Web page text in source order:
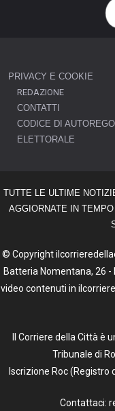
PRIVACY E COOKIE
REDAZIONE
CONTATTI
CODICE DI
ELETTORALE
TUTTE LE ULTIME
AGGIORNATE IN
© Copyright
Batteria Nomentana, 26 -
video contenuti in
Il Corriere della Città è
Tribunale di
Iscrizione Roc (Registro
Contattaci: